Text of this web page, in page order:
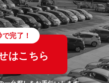
完了！
はこちら